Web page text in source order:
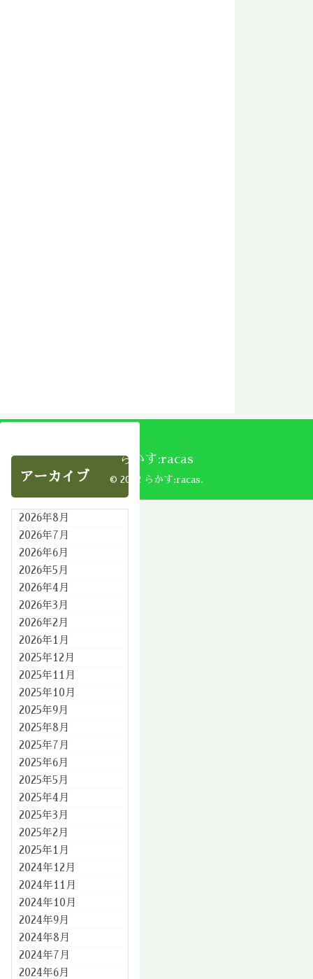
アーカイブ
2026年8月
2026年7月
2026年6月
2026年5月
2026年4月
2026年3月
2026年2月
2026年1月
2025年12月
2025年11月
2025年10月
2025年9月
2025年8月
2025年7月
2025年6月
2025年5月
2025年4月
2025年3月
2025年2月
2025年1月
2024年12月
2024年11月
2024年10月
2024年9月
2024年8月
2024年7月
2024年6月
らかす:racas
© 2002 らかす:racas.